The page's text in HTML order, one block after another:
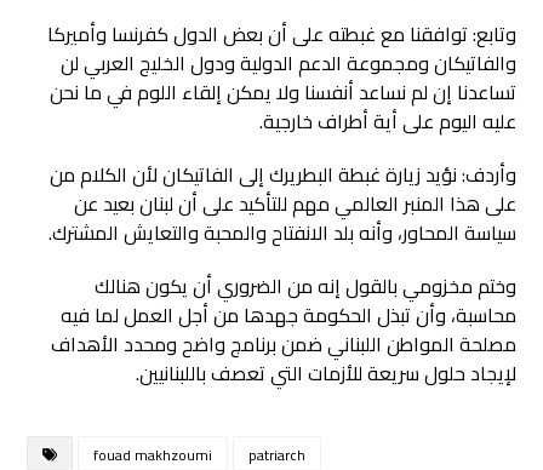
وتابع: توافقنا مع غبطته على أن بعض الدول كفرنسا وأميركا
والفاتيكان ومجموعة الدعم الدولية ودول الخليج العربي لن
تساعدنا إن لم نساعد أنفسنا ولا يمكن إلقاء اللوم في ما نحن
عليه اليوم على أية أطراف خارجية.
وأردف: نؤيد زيارة غبطة البطريرك إلى الفاتيكان لأن الكلام من
على هذا المنبر العالمي مهم للتأكيد على أن لبنان بعيد عن
سياسة المحاور، وأنه بلد الانفتاح والمحبة والتعايش المشترك.
وختم مخزومي بالقول إنه من الضروري أن يكون هنالك
محاسبة، وأن تبذل الحكومة جهدها من أجل العمل لما فيه
مصلحة المواطن اللبناني ضمن برنامج واضح ومحدد الأهداف
لإيجاد حلول سريعة للأزمات التي تعصف باللبنانيين.
fouad makhzoumi patriarch